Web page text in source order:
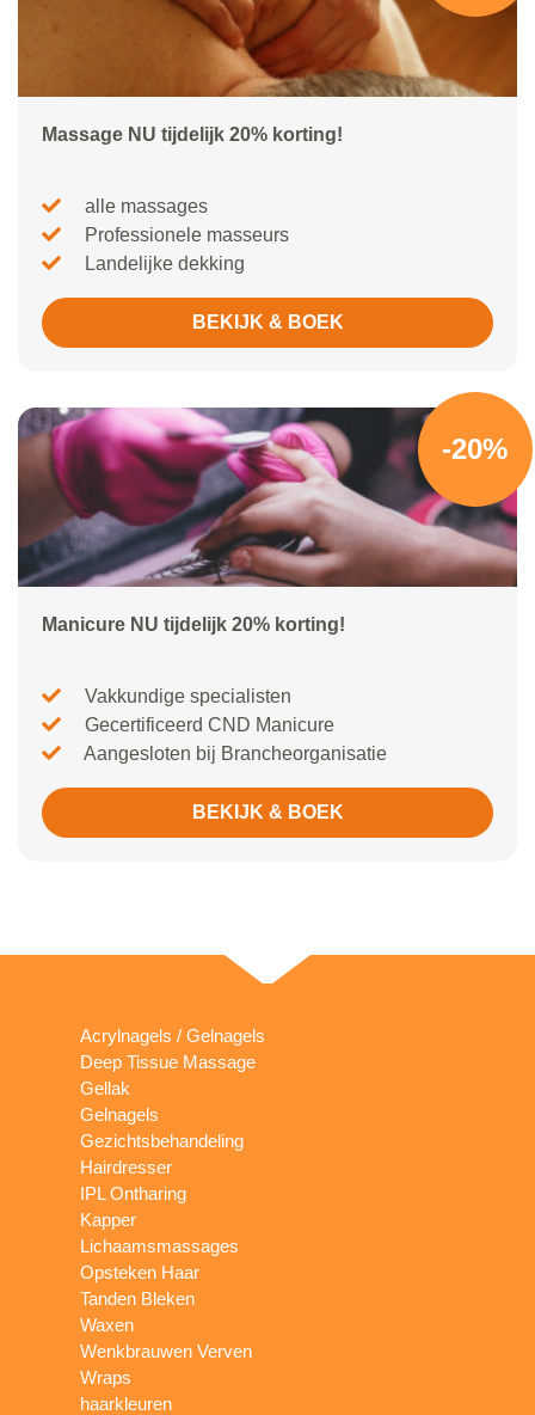
Massage NU tijdelijk 20% korting!
alle massages
Professionele masseurs
Landelijke dekking
BEKIJK & BOEK
-20%
Manicure NU tijdelijk 20% korting!
Vakkundige specialisten
Gecertificeerd CND Manicure
Aangesloten bij Brancheorganisatie
BEKIJK & BOEK
Acrylnagels / Gelnagels
Deep Tissue Massage
Gellak
Gelnagels
Gezichtsbehandeling
Hairdresser
IPL Ontharing
Kapper
Lichaamsmassages
Opsteken Haar
Tanden Bleken
Waxen
Wenkbrauwen Verven
Wraps
haarkleuren